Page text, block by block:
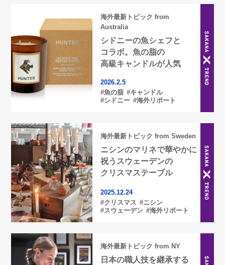
サカナクロスとは？
INSTAGRAM
インスタグラム
海外最新トピック from
Australia
シドニーの魚シェフと
コラボ。魚の脂の
高級キャンドルが人気
2026.2.5
#魚の脂 #キャンドル
#シドニー #海外リポート
海外最新トピック from Sweden
ニシンのマリネで華やかに
祝うスウェーデンの
クリスマステーブル
2025.12.24
#クリスマス #ニシン
#スウェーデン #海外リポート
海外最新トピック from NY
日本の職人技を継承する